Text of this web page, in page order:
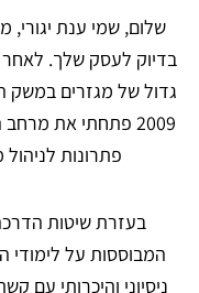
שלום, שמי ענת יגורי,
גדול של מגזרים במשק
2009 פתחתי את
פתרונות
בעזרת שיטות הדרכה
המבוססות על לימודי
ניסיוני והיכרותי עם